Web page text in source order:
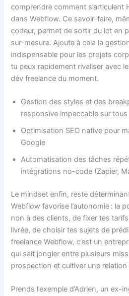
comprendre comment s’articulent
dans Webflow. Ce savoir-faire,
codeur, permet de sortir du lot en
sur-mesure. Ajoute à cela la
indispensable pour les projets
tu peux rapidement rivaliser avec
dév freelance du moment.
Gestion des styles et des
responsive impeccable sur
Optimisation SEO native pour
Google
Automatisation des tâches
intégrations no-code (Zapier,
Le mindset enfin, reste
Webflow favorise l’autonomie : la
non à des clients, de fixer tes
livrée, de choisir tes sujets de
freelance Webflow, c’est un
qui sait jongler entre plusieurs
prospection et cultiver une relation
Prends l’exemple d’Adrien, un ex-